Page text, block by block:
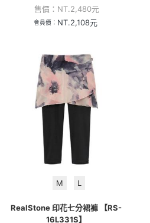
售價： NT.2,480元
會員價： NT.2,108元
M L
RealStone 印花七分裙褲 【RS-
16L331S】